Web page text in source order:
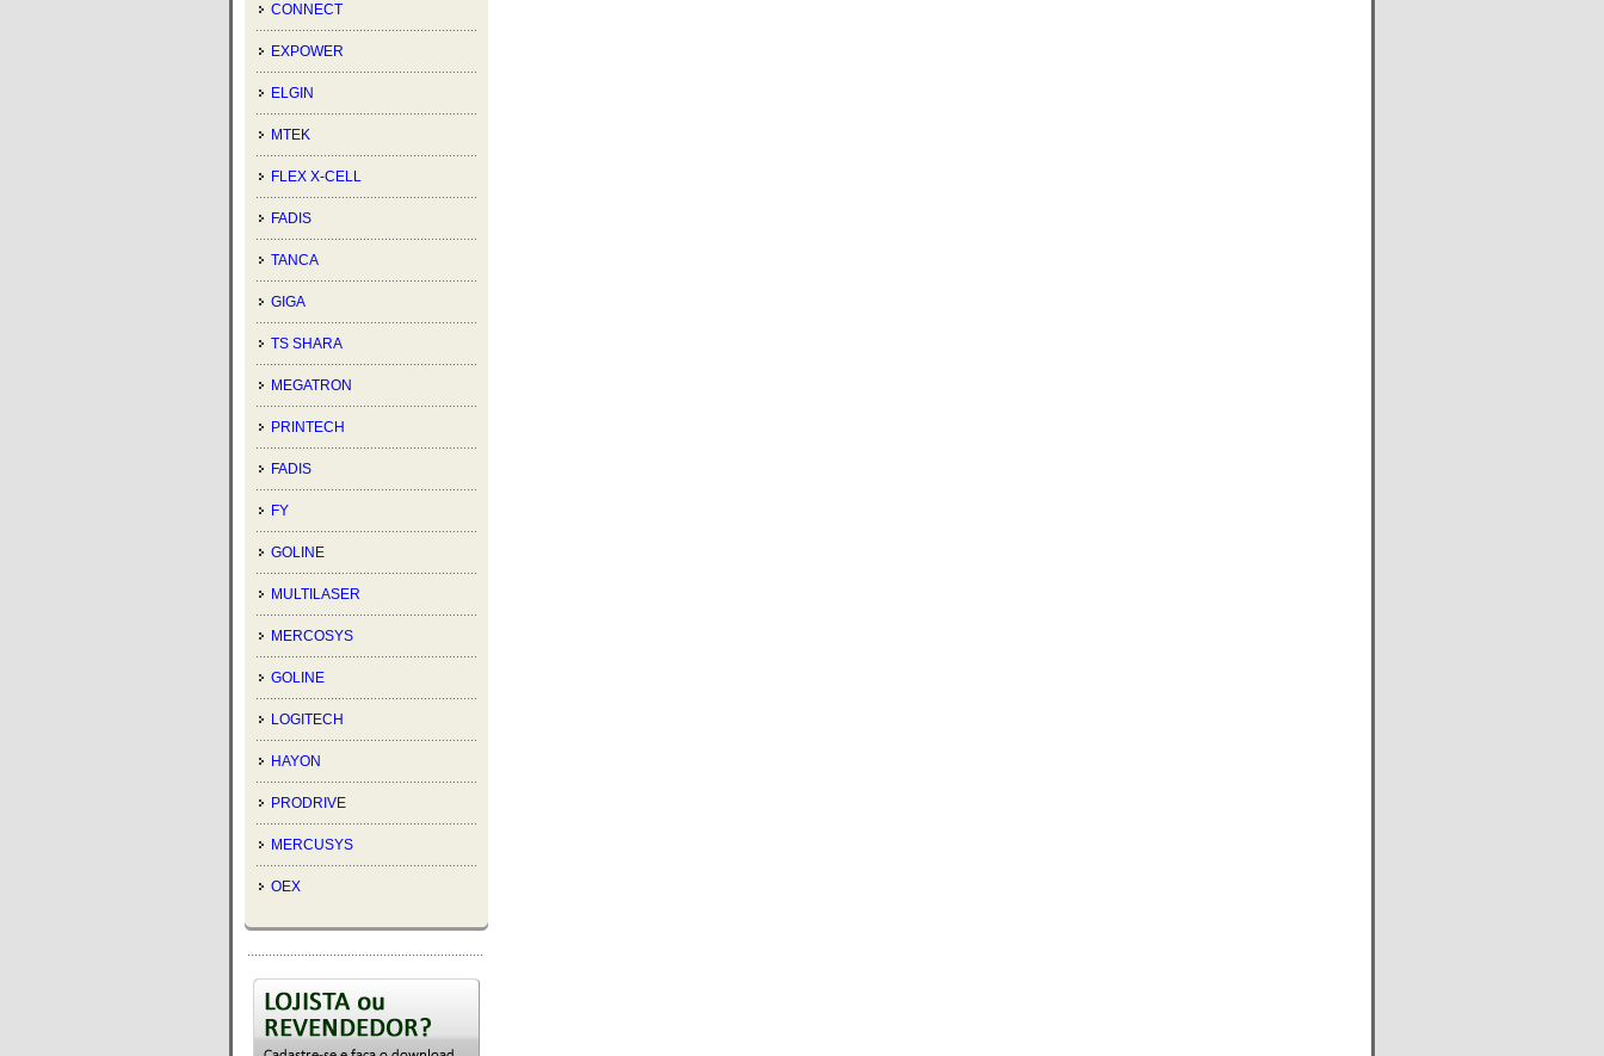
CONNECT
EXPOWER
ELGIN
MTEK
FLEX X-CELL
FADIS
TANCA
GIGA
TS SHARA
MEGATRON
PRINTECH
FADIS
FY
GOLINE
MULTILASER
MERCOSYS
GOLINE
LOGITECH
HAYON
PRODRIVE
MERCUSYS
OEX